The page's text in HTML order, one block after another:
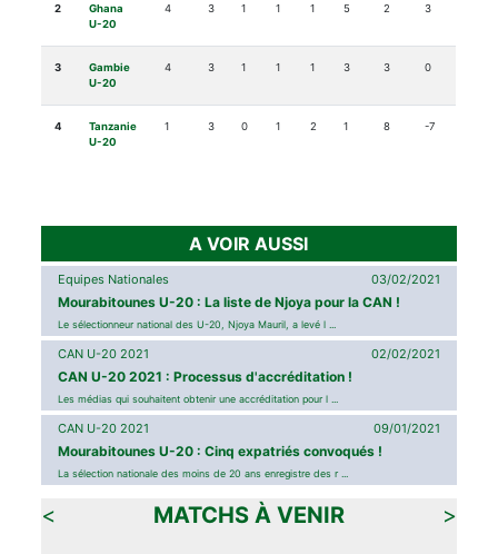
2
Ghana
U-20
4 3 1 1 1 5 2 3
3
Gambie
U-20
4 3 1 1 1 3 3 0
4
Tanzanie
U-20
1 3 0 1 2 1 8 -7
A VOIR AUSSI
Equipes Nationales 03/02/2021
Mourabitounes U-20 : La liste de Njoya pour la CAN !
Le sélectionneur national des U-20, Njoya Mauril, a levé l ...
CAN U-20 2021 02/02/2021
CAN U-20 2021 : Processus d'accréditation !
Les médias qui souhaitent obtenir une accréditation pour l ...
CAN U-20 2021 09/01/2021
Mourabitounes U-20 : Cinq expatriés convoqués !
La sélection nationale des moins de 20 ans enregistre des r ...
< MATCHS À VENIR >